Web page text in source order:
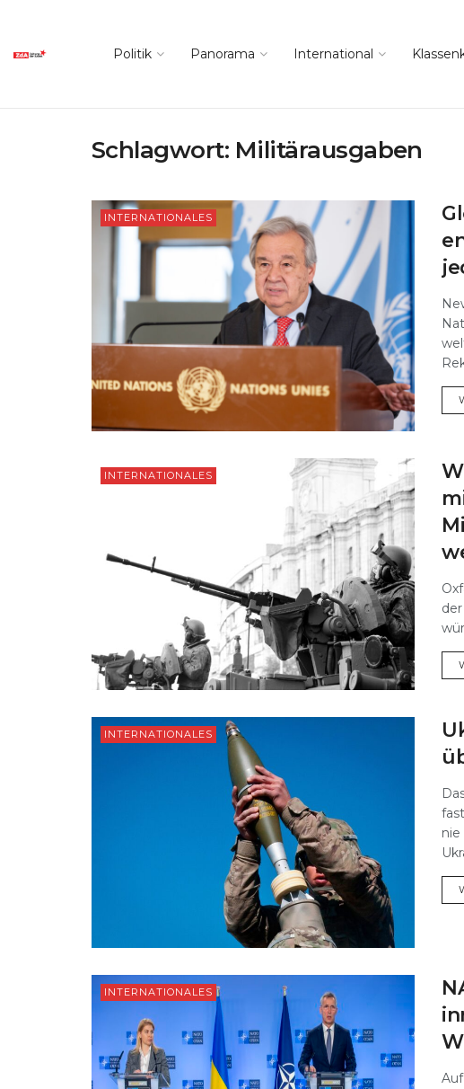
Politik Panorama International
Schlagwort: Militärausgaben
INTERNATIONALES
INTERNATIONALES
INTERNATIONALES
INTERNATIONALES